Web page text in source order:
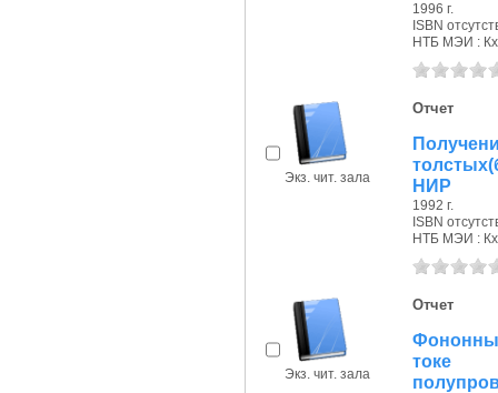
1996 г.
ISBN
НТБ МЭИ : Кх
Экз. чит. зала
Отчет
НИР
1992 г.
ISBN
НТБ МЭИ : Кх
Экз. чит. зала
Отчет
токе